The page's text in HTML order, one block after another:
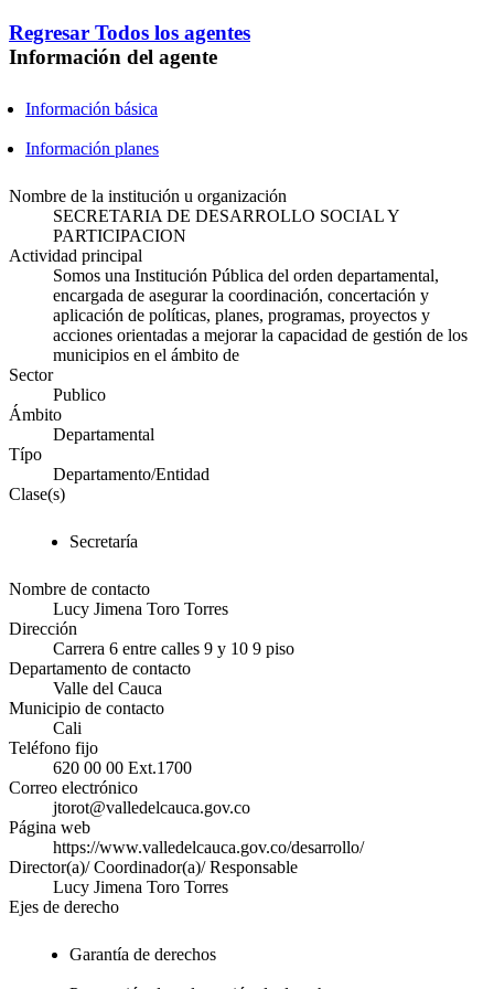
Regresar Todos los agentes
Información del agente
Información básica
Información planes
Nombre de la institución u organización
SECRETARIA DE DESARROLLO SOCIAL Y
PARTICIPACION
Actividad principal
Somos una Institución Pública del orden departamental,
encargada de asegurar la coordinación, concertación y
aplicación de políticas, planes, programas, proyectos y
acciones orientadas a mejorar la capacidad de gestión de los
municipios en el ámbito de
Sector
Publico
Ámbito
Departamental
Típo
Departamento/Entidad
Clase(s)
Secretaría
Nombre de contacto
Lucy Jimena Toro Torres
Dirección
Carrera 6 entre calles 9 y 10 9 piso
Departamento de contacto
Valle del Cauca
Municipio de contacto
Cali
Teléfono fijo
620 00 00 Ext.1700
Correo electrónico
jtorot@valledelcauca.gov.co
Página web
https://www.valledelcauca.gov.co/desarrollo/
Director(a)/ Coordinador(a)/ Responsable
Lucy Jimena Toro Torres
Ejes de derecho
Garantía de derechos